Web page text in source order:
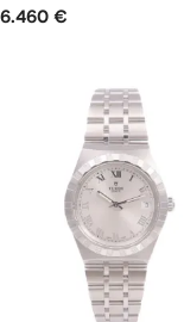
6.460 €